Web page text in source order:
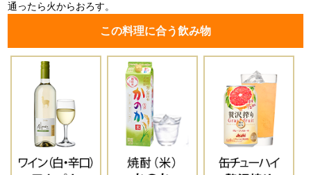
通ったら火からおろす。
この料理に合う飲み物